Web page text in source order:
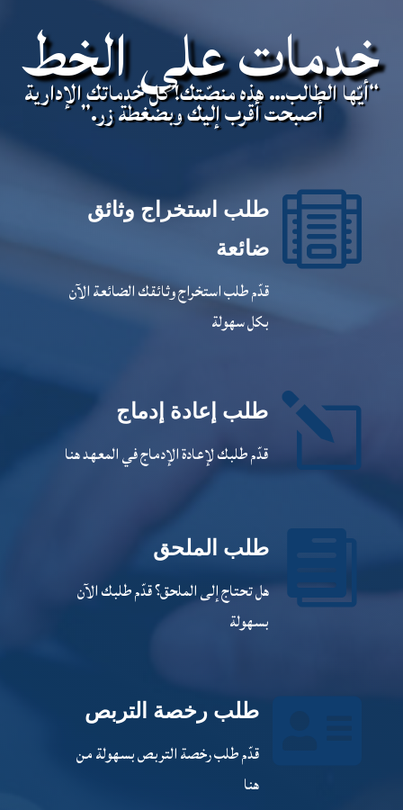
خدمات على الخط
“أيّها الطالب… هذه منصّتك! كل خدماتك الإدارية
أصبحت أقرب إليك وبضغطة زر.”

طلب استخراج وثائق
ضائعة
قدّم طلب استخراج وثائقك الضائعة الآن
بكل سهولة
l طلب إعادة إدماج
قدّم طلبك لإعادة الإدماج في المعهد هنا
 طلب الملحق
هل تحتاج إلى الملحق؟ قدّم طلبك الآن
بسهولة
طلب رخصة التربص
قدّم طلب رخصة التربص بسهولة من
هنا